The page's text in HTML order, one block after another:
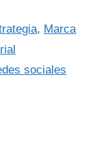
, Marca
sociales